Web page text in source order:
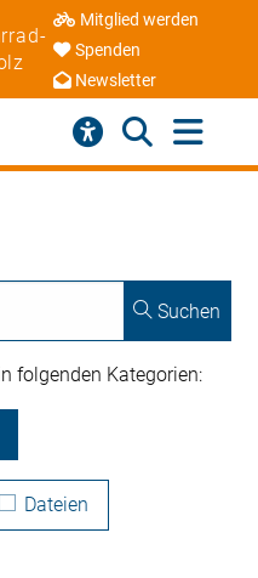
Mitglied werden
Spenden
Newsletter
Suchen
folgenden Kategorien:
Dateien